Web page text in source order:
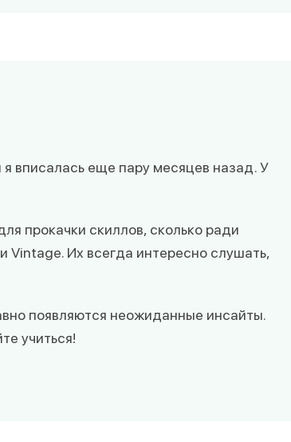
вписалась еще пару месяцев назад. У
прокачки скиллов, сколько ради
Их всегда интересно слушать,
появляются неожиданные инсайты.
учиться!